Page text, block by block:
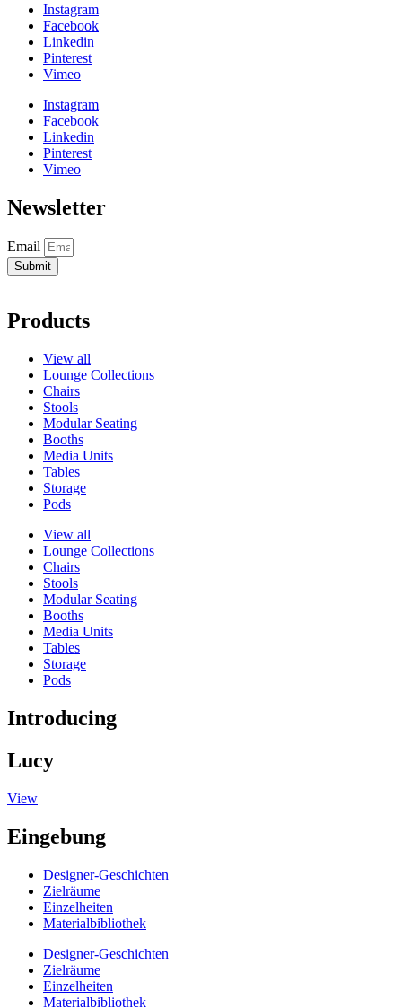
Instagram
Facebook
Linkedin
Pinterest
Vimeo
Instagram
Facebook
Linkedin
Pinterest
Vimeo
Newsletter
Email
Submit
Products
View all
Lounge Collections
Chairs
Stools
Modular Seating
Booths
Media Units
Tables
Storage
Pods
View all
Lounge Collections
Chairs
Stools
Modular Seating
Booths
Media Units
Tables
Storage
Pods
Introducing
Lucy
View
Eingebung
Designer-Geschichten
Zielräume
Einzelheiten
Materialbibliothek
Designer-Geschichten
Zielräume
Einzelheiten
Materialbibliothek